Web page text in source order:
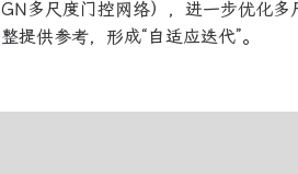
多尺度门控网络），进一步优化多
供参考，形成“自适应迭代”。